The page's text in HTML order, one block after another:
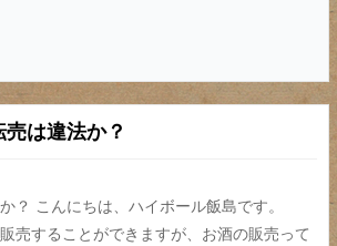
は違法か？
？ こんにちは、ハイボール飯島です。
売することができますが、お酒の販売って